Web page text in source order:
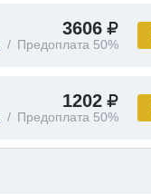
3606
Предоплата 50%
1202
Предоплата 50%